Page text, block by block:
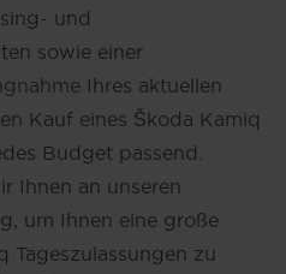
und
sowie einer
Ihres aktuellen
Kauf eines Škoda Kamiq
Budget passend.
Ihnen an unseren
um Ihnen eine große
Tageszulassungen zu